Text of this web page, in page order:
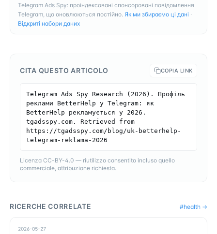
Telegram Ads Spy: проіндексовані спонсоровані повідомлення
Telegram, що оновлюються постійно. Як ми збираємо ці дані ·
Відкриті набори даних
CITA QUESTO ARTICOLO COPIA LINK
Telegram Ads Spy Research (2026). Профіль
реклами BetterHelp у Telegram: як
BetterHelp рекламується у 2026.
tgadsspy.com. Retrieved from
https://tgadsspy.com/blog/uk-betterhelp-
telegram-reklama-2026
Licenza CC-BY-4.0 — riutilizzo consentito incluso quello
commerciale, attribuzione richiesta.
RICERCHE CORRELATE #health →
2026-05-27